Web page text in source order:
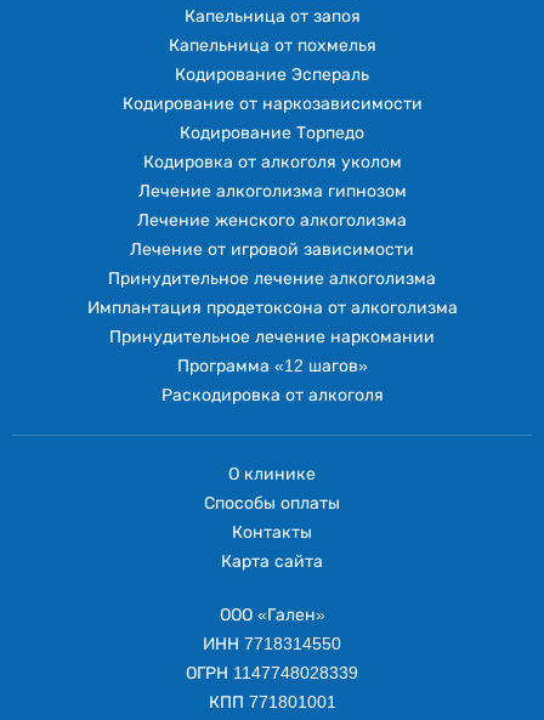
Капельница от запоя
Капельница от похмелья
Кодирование Эспераль
Кодирование от наркозависимости
Кодирование Торпедо
Кодировка от алкоголя уколом
Лечение алкоголизма гипнозом
Лечение женского алкоголизма
Лечение от игровой зависимости
Принудительное лечение алкоголизма
Имплантация продетоксона от алкоголизма
Принудительное лечение наркомании
Программа «12 шагов»
Раскодировка от алкоголя
О клинике
Способы оплаты
Контакты
Карта сайта
ООО «Гален»
ИНН 7718314550
ОГРН 1147748028339
КПП 771801001